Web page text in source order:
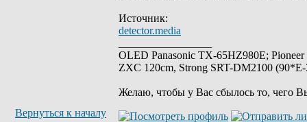
Источник:
detector.media
OLED Panasonic TX-65HZ980E;
ZXC 120cm, Strong SRT-DM2100
Желаю, чтобы у Вас сбылось то, чего
Вернуться к началу